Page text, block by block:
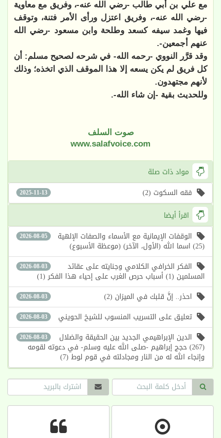
مع علي بن أبي طالب -رضي الله عنه-، وفريق مع معاوية
-رضي الله عنه-، وفريق اعتزل ورأى الأمر فتنة، وتوقف
فيها وغمد سيفه كسعد وطلحة وابن مسعود -رضي الله
عنهم أجمعين-.
وقد قرَّر النووي -رحمه الله- في شرحه لصحيح مسلم: أن
كل فريق لم يكن يسعه إلا هذا الموقف الذي اتخذه؛ وذلك
لأنهم مجتهدون.
وللحديث بقية -إن شاء الله-.
صوت السلف
www.salafvoice.com
مواد ذات صلة
2025-11-13
فقه السكوت (2)
اقرأ أيضا
2026-08-05 الوقفات الإيمانية مع الأسماء والصفات الإلهية
(25) اسما الله (الأول، الآخر) (موعظة الأسبوع)
2026-08-03 الفكر الخرافي الكلامي وجنايته على عقائد
المسلمين (1) أسباب حرص الغرب على إحياء هذا الفكر (1)
2026-08-03 احذر.. إنَّ قلبك في الميزان (2)
2026-08-03 تعليق على التسريب المنسوب للشيخ الحويني
2026-08-03 الدين الإبراهيمي الجديد بين الحقيقة والضلال
(267) حجج إبراهيم -صلى الله عليه وسلم- في دعوته لقومه
وإنجاء الله له من النار ومجادلته في قوم لوط (7)